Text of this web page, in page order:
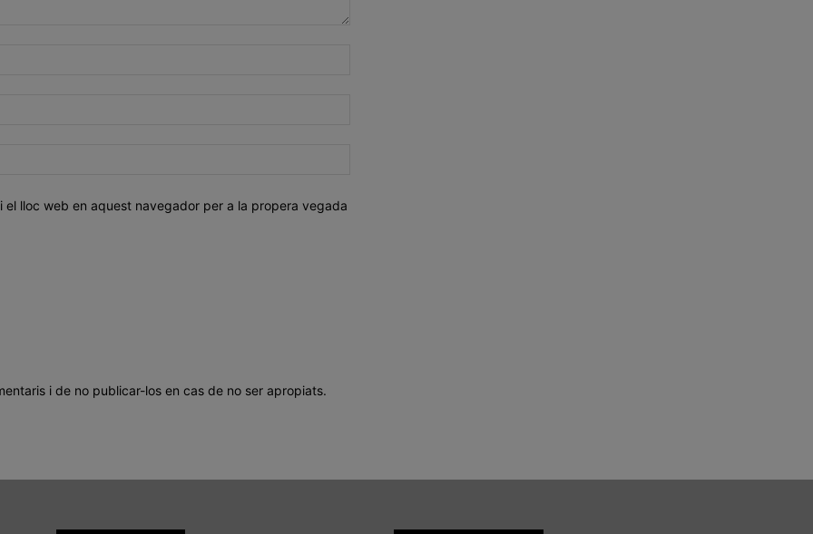
el lloc web en aquest navegador per a la propera vegada
i de no publicar-los en cas de no ser apropiats.